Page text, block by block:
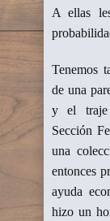
A ellas
Tenemos
de una
y el traje
Sección
una
entonces
ayuda
hizo un